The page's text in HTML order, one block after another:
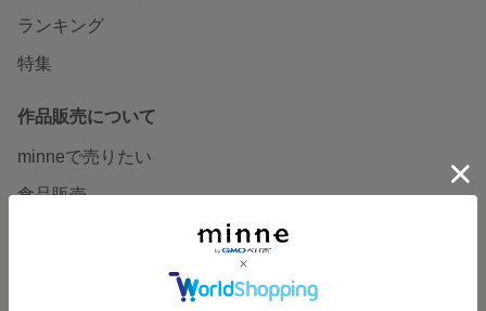
ランキング
特集
作品販売について
minneで売りたい
食品販売